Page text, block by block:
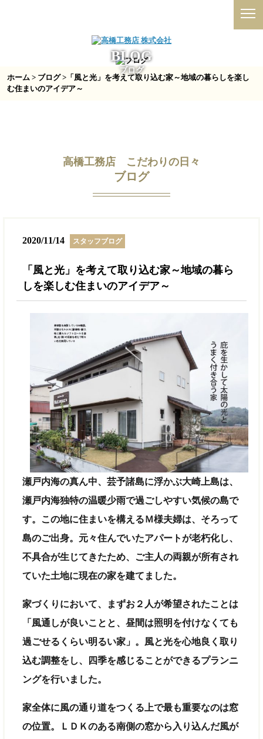
BLOG
ブログ
ホーム > ブログ>「風と光」を考えて取り込む家～地域の暮らしを楽し
む住まいのアイデア～
高橋工務店 こだわりの日々
ブログ
2020/11/14 スタッフブログ
「風と光」を考えて取り込む家～地域の暮ら
しを楽しむ住まいのアイデア～
瀬戸内海の真ん中、芸予諸島に浮かぶ大崎上島は、
瀬戸内海独特の温暖少雨で過ごしやすい気候の島で
す。この地に住まいを構えるＭ様夫婦は、そろって
島のご出身。元々住んでいたアパートが老朽化し、
不具合が生じてきたため、ご主人の両親が所有され
ていた土地に現在の家を建てました。
家づくりにおいて、まずお２人が希望されたことは
「風通しが良いことと、昼間は照明を付けなくても
過ごせるくらい明るい家」。風と光を心地良く取り
込む調整をし、四季を感じることができるプランニ
ングを行いました。
家全体に風の通り道をつくる上で最も重要なのは窓
の位置。ＬＤＫのある南側の窓から入り込んだ風が